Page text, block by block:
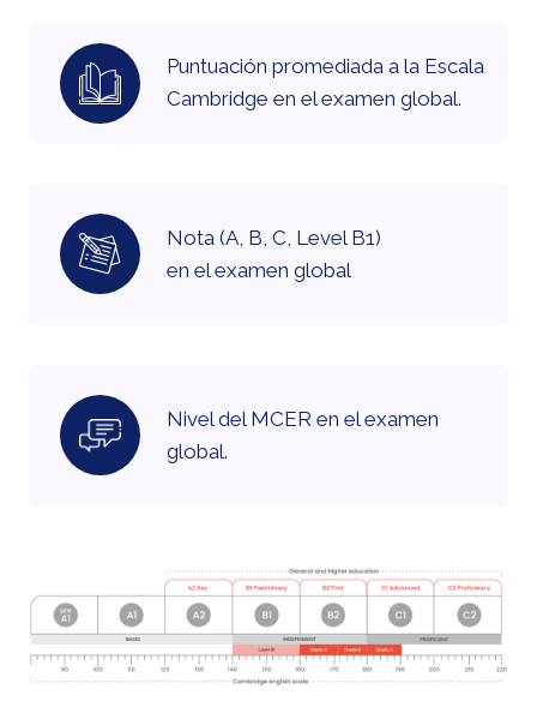
Puntuación promediada a la Escala
Cambridge en el examen global.
Nota (A, B, C, Level B1)
en el examen global
Nivel del MCER en el examen
global.
information according to it - neither
person is allowed to view the other's
content. The manual is available